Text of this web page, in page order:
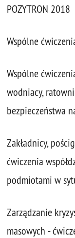
POZYTRON 2018
Wspólne
Wspólne
wodniacy,
bezpieczeństwa
Zakładnicy,
ćwiczenia
podmiotami w
Zarządzanie
masowych -